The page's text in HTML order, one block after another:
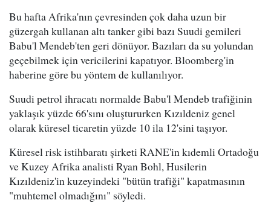
Bu hafta Afrika'nın çevresinden çok daha uzun bir
güzergah kullanan altı tanker gibi bazı Suudi gemileri
Babu'l Mendeb'ten geri dönüyor. Bazıları da su yolundan
geçebilmek için vericilerini kapatıyor. Bloomberg'in
haberine göre bu yöntem de kullanılıyor.
Suudi petrol ihracatı normalde Babu'l Mendeb trafiğinin
yaklaşık yüzde 66'sını oluştururken Kızıldeniz genel
olarak küresel ticaretin yüzde 10 ila 12'sini taşıyor.
Küresel risk istihbaratı şirketi RANE'in kıdemli Ortadoğu
ve Kuzey Afrika analisti Ryan Bohl, Husilerin
Kızıldeniz'in kuzeyindeki "bütün trafiği" kapatmasının
"muhtemel olmadığını" söyledi.